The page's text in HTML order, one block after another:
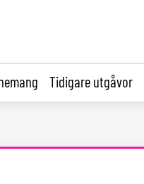
Tidigare utgåvor